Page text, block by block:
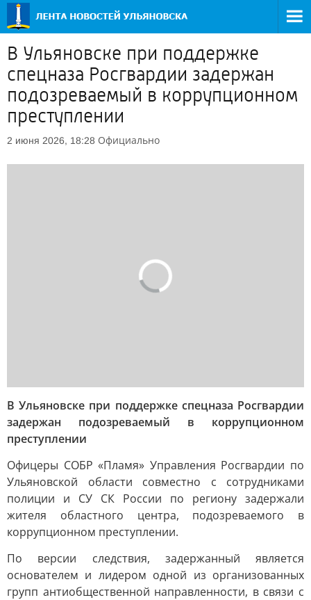
В Ульяновске при поддержке
спецназа Росгвардии задержан
подозреваемый в коррупционном
преступлении
2 июня 2026, 18:28 Официально
В Ульяновске при поддержке спецназа Росгвардии
задержан подозреваемый в коррупционном
преступлении
Офицеры СОБР «Пламя» Управления Росгвардии по
Ульяновской области совместно с сотрудниками
полиции и СУ СК России по региону задержали
жителя областного центра, подозреваемого в
коррупционном преступлении.
По версии следствия, задержанный является
основателем и лидером одной из организованных
групп антиобщественной направленности, в связи с